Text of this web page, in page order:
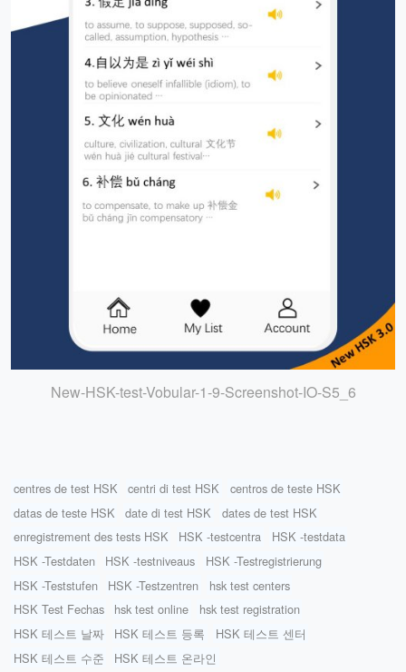
New-HSK-test-Vobular-1-9-Screenshot-IO-S5_6
centres de test HSK centri di test HSK
centros de teste HSK
datas de teste HSK
date di test HSK
dates de test HSK
enregistrement des tests HSK
HSK -testcentra
HSK -testdata
HSK -Testdaten
HSK -testniveaus
HSK -Testregistrierung
HSK -Teststufen
HSK -Testzentren
hsk test centers
HSK Test Fechas
hsk test online
hsk test registration
HSK 테스트 날짜
HSK 테스트 등록
HSK 테스트 센터
HSK 테스트 수준
HSK 테스트 온라인